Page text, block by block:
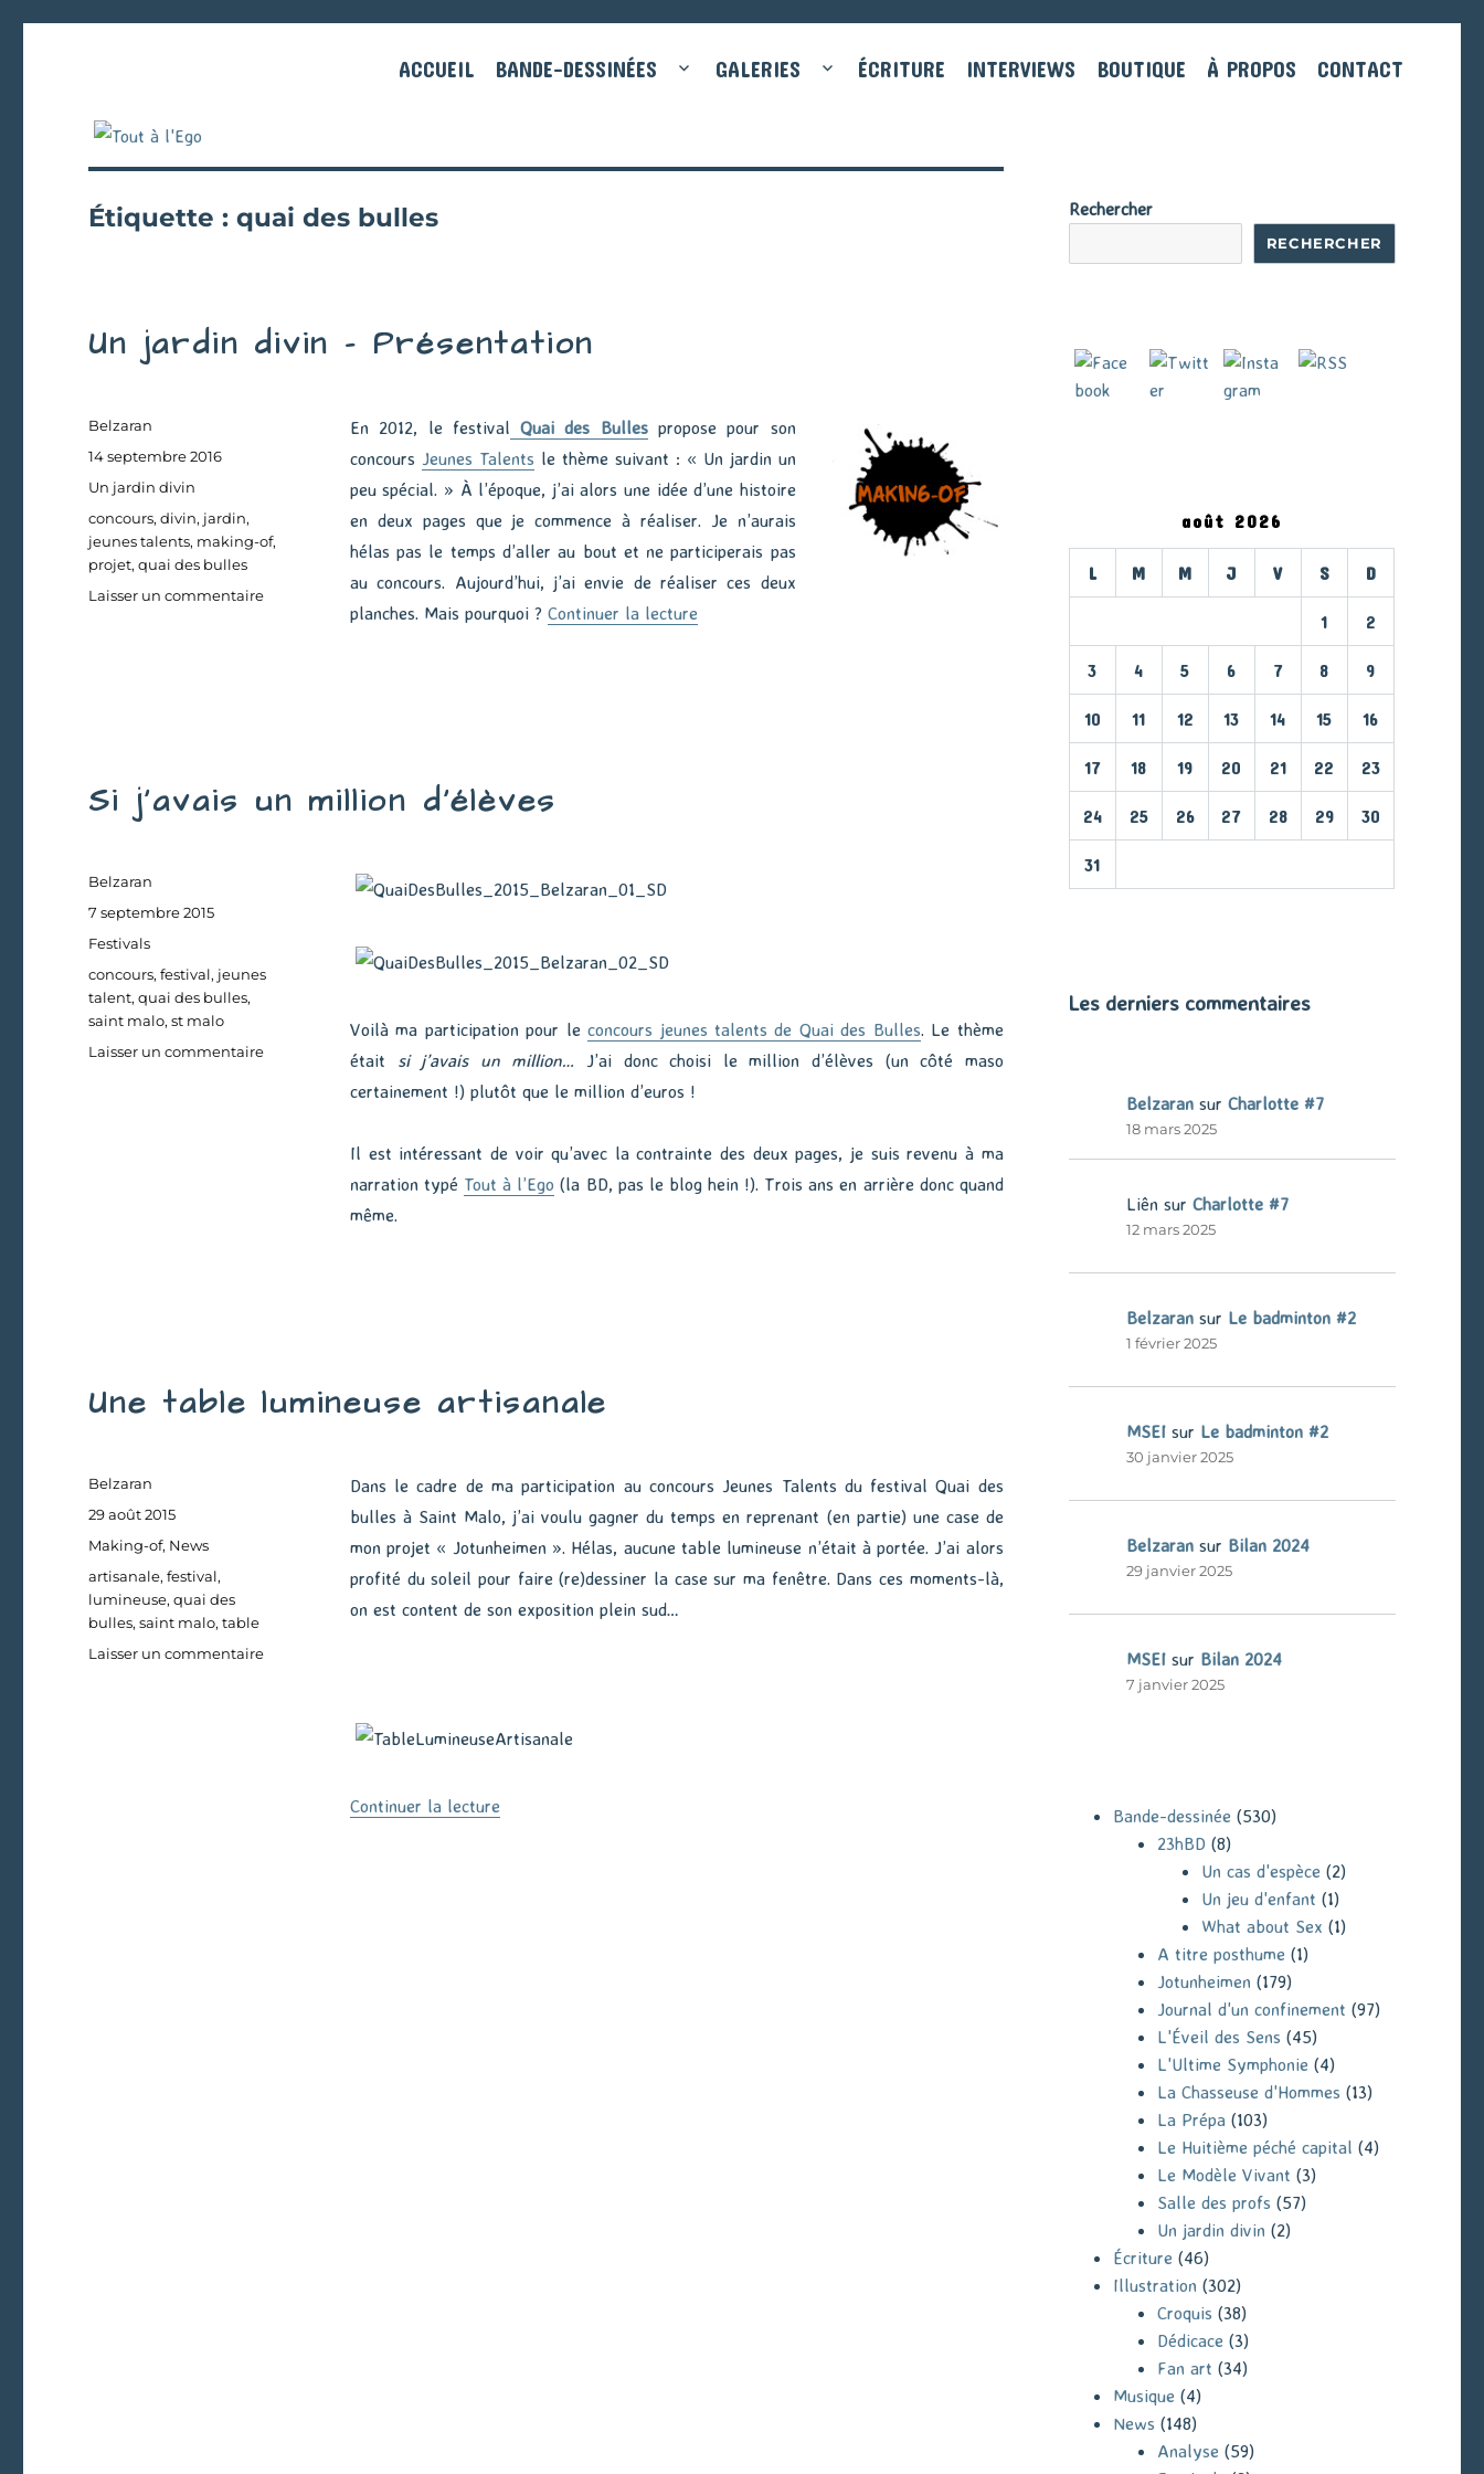
ACCUEIL BANDE-DESSINÉES GALERIES ÉCRITURE INTERVIEWS BOUTIQUE À PROPOS CONTACT
Étiquette :quai des bulles
Un jardin divin – Présentation
En 2012, le festival Quai des Bullespropose pour son
concours Jeunes Talents le thème suivant : « Un jardin un
peu spécial. » À l’époque, j’ai alors une idée d’une histoire
en deux pages que je commence à réaliser. Je n’aurais
hélas pas le temps d’aller au bout et ne participerais pas
au concours. Aujourd’hui, j’ai envie de réaliser ces deux
planches. Mais pourquoi ? Continuer la lecturede « Un jardin divin – Présentation »
Auteur
Belzaran
Publié
14 septembre 2016
Catégories
Un jardin divin
Étiquettes
concours,divin, jardin,
jeunes talents, making-of,
projet,quai des bulles
Laisser un commentairesur
Si j’avais un million d’élèves
Voilà ma participation pour leconcours jeunes talents de Quai des Bulles. Le thème
était si j’avais un million… J’ai donc choisi le million d’élèves (un côté maso
certainement !) plutôt que le million d’euros !
Il est intéressant de voir qu’avec la contrainte des deux pages, je suis revenu à ma
narration typé Tout à l’Ego (la BD, pas le blog hein !). Trois ans en arrière donc quand
même.
Auteur
Belzaran
Publié
le
7 septembre 2015
Catégories
Festivals
Étiquettes
concours,festival, jeunes
talent,quai des bulles,
saint malo,st malo
Laisser un commentairesur
Une table lumineuse artisanale
Dans le cadre de ma participation au concours Jeunes Talents du festival Quai des
bulles à Saint Malo, j’ai voulu gagner du temps en reprenant (en partie) une case de
mon projet « Jotunheimen ». Hélas, aucune table lumineuse n’était à portée. J’ai alors
profité du soleil pour faire (re)dessiner la case sur ma fenêtre. Dans ces moments-là,
on est content de son exposition plein sud…
Continuer la lecturede « Une table lumineuse artisanale »
Auteur
Belzaran
Publié
le
29 août 2015
Catégories
Making-of, News
Étiquettes
artisanale,festival,
lumineuse,quai des
bulles,saint malo,table
Laisser un commentairesur
Rechercher
RECHERCHER
août 2026
L M M J V S D
1 2
3 4 5 6 7 8 9
10 11 12 13 14 15 16
17 18 19 20 21 22 23
24 25 26 27 28 29 30
31
Les derniers commentaires
Belzaransur Charlotte #7
18 mars 2025
Liên sur Charlotte #7
12 mars 2025
Belzaransur Le badminton #2
1 février 2025
MSEIsur Le badminton #2
30 janvier 2025
Belzaransur Bilan 2024
29 janvier 2025
MSEIsur Bilan 2024
7 janvier 2025
Bande-dessinée (530)
23hBD (8)
Un cas d'espèce (2)
Un jeu d'enfant (1)
What about Sex (1)
A titre posthume (1)
Jotunheimen (179)
Journal d'un confinement (97)
L'Éveil des Sens (45)
L'Ultime Symphonie (4)
La Chasseuse d'Hommes (13)
La Prépa(103)
Le Huitième péché capital (4)
Le Modèle Vivant (3)
Salle des profs (57)
Un jardin divin (2)
Écriture (46)
Illustration (302)
Croquis (38)
Dédicace (3)
Fan art (34)
Musique (4)
News (148)
Analyse (59)